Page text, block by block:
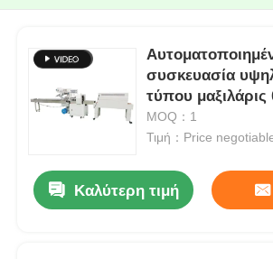
συσκευασία
τύπου μαξιλάρις
συρρικνώσιμη
τροφίμων και
MOQ：1
Τιμή：Price
Καλύτερη τιμή